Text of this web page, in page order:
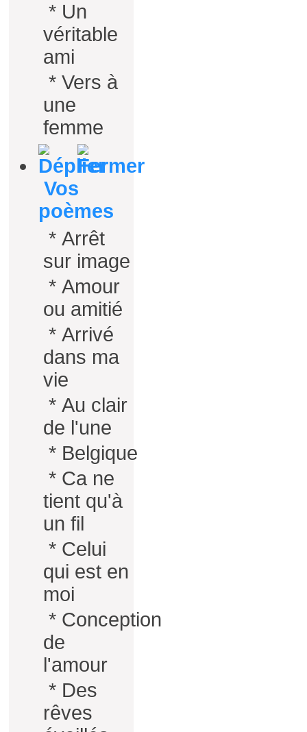
* Un
véritable
ami
* Vers à
une
femme
Vos
poèmes
* Arrêt
sur image
* Amour
ou amitié
* Arrivé
dans ma
vie
* Au clair
de l'une
* Belgique
* Ca ne
tient qu'à
un fil
* Celui
qui est en
moi
* Conception
de
l'amour
* Des
rêves